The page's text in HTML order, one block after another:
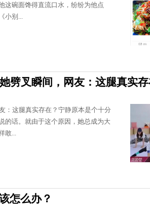
这碗面馋得直流口水，纷纷为他点
小别...
劈叉瞬间，网友：这腿真实存
：这腿真实存在？宁静原本是个十分
的话。就由于这个原因，她总成为大
敢...
怎么办？